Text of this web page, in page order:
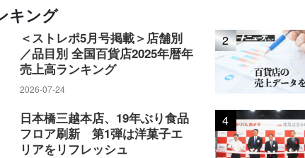
キング
＜ストレポ5月号掲載＞店舗別
／品目別 全国百貨店2025年暦年
売上高ランキング
2026-07-24
2
日本橋三越本店、19年ぶり食品
フロア刷新 第1弾は洋菓子エ
リアをリフレッシュ
4